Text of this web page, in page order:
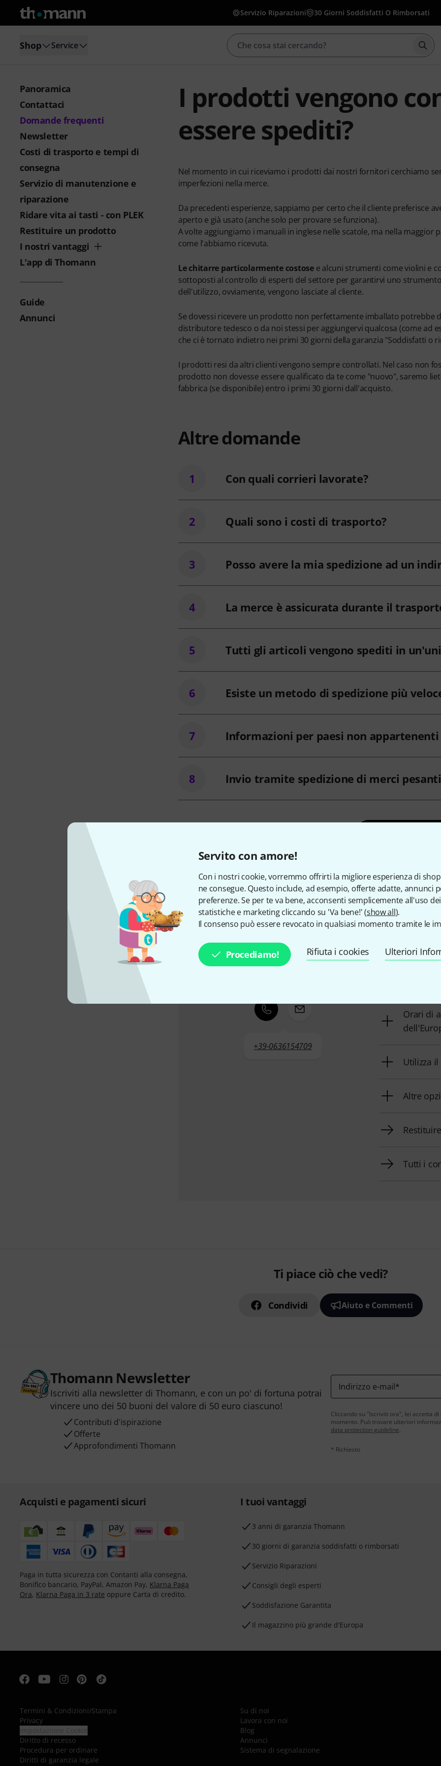
Servito con amore!
Con i nostri cookie, vorremmo offrirti la migliore esperienza di
ne consegue. Questo include, ad esempio, offerte adatte, annunci
preferenze. Se per te va bene, acconsenti semplicemente all'uso
statistiche e marketing cliccando su 'Va bene!' (show all).
Il consenso può essere revocato in qualsiasi momento tramite le
Procediamo! Rifiuta i cookies Ulteriori
Servizio Riparazioni 30 Giorni Soddisfatti O Rimborsati
Shop Service
Panoramica
Contattaci
Domande frequenti
Newsletter
Costi di trasporto e tempi di
consegna
Servizio di manutenzione e
riparazione
Ridare vita ai tasti - con PLEK
Restituire un prodotto
I nostri vantaggi
L'app di Thomann
Guide
Annunci
I prodotti vengono
essere spediti?
Nel momento in cui riceviamo i prodotti dai nostri fornitori cerchiamo
imperfezioni nella merce.
Da precedenti esperienze, sappiamo per certo che il cliente preferisce
aperto e già usato (anche solo per provare se funziona).
A volte aggiungiamo i manuali in inglese nelle scatole, ma nella
come l'abbiamo ricevuta.
Le chitarre particolarmente costosee alcuni strumenti come violini e
sottoposti al controllo di esperti del settore per garantirvi uno
dell'utilizzo, ovviamente, vengono lasciate al cliente.
Se dovessi ricevere un prodotto non perfettamente imballato potrebbe
distributore tedesco o da noi stessi per aggiungervi qualcosa (come ad
che ci è tornato indietro nei primi 30 giorni della garanzia "Soddisfatti o
I prodotti resi da altri clienti vengono sempre controllati. Nel caso non
prodotto non dovesse essere qualificato da te come "nuovo", saremo
fabbrica (se disponibile) entro i primi 30 giorni dall'acquisto.
Altre domande
1 Con quali corrieri lavorate?
2 Quali sono i costi di trasporto?
3 Posso avere la mia spedizione ad un
4 La merce è assicurata durante il
5 Tutti gli articoli vengono spediti in
6 Esiste un metodo di spedizione più
7 Informazioni per paesi non appartenenti
8 Invio tramite spedizione di merci pesanti
Come contattarci
+39-0636154709
Il nostro
problemi dopo
Orari di
Utilizza
Altre
Tutti i
Ti piace ciò che vedi?
Condividi Aiuto e Commenti
Thomann Newsletter
Iscriviti alla newsletter di Thomann, e con un po' di fortuna potrai
vincere uno dei 50 buoni del valore di 50 euro ciascuno!
Contributi d'ispirazione
Offerte
Approfondimenti Thomann
Indirizzo e-mail*
Cliccando su "Iscriviti ora", lei accetta
momento. Può trovare ulteriori
data protection guideline.
* Richiesto
Acquisti e pagamenti sicuri
Paga in tutta sicurezza con Contanti alla consegna,
Bonifico bancario, PayPal, Amazon Pay, Klarna Paga
Ora, Klarna Paga in 3 rate oppure Carta di credito.
I tuoi vantaggi
3 anni di garanzia Thomann
30 giorni di garanzia soddisfatti o rimborsati
Servizio Riparazioni
Consigli degli esperti
Soddisfazione Garantita
Il magazzino più grande d'Europa
Termini & Condizioni/Stampa
Privacy
Diritto di recesso
Procedura per ordinare
Diritti di garanzia legale
Su di noi
Lavora con noi
Blog
Annunci
Sistema di segnalazione